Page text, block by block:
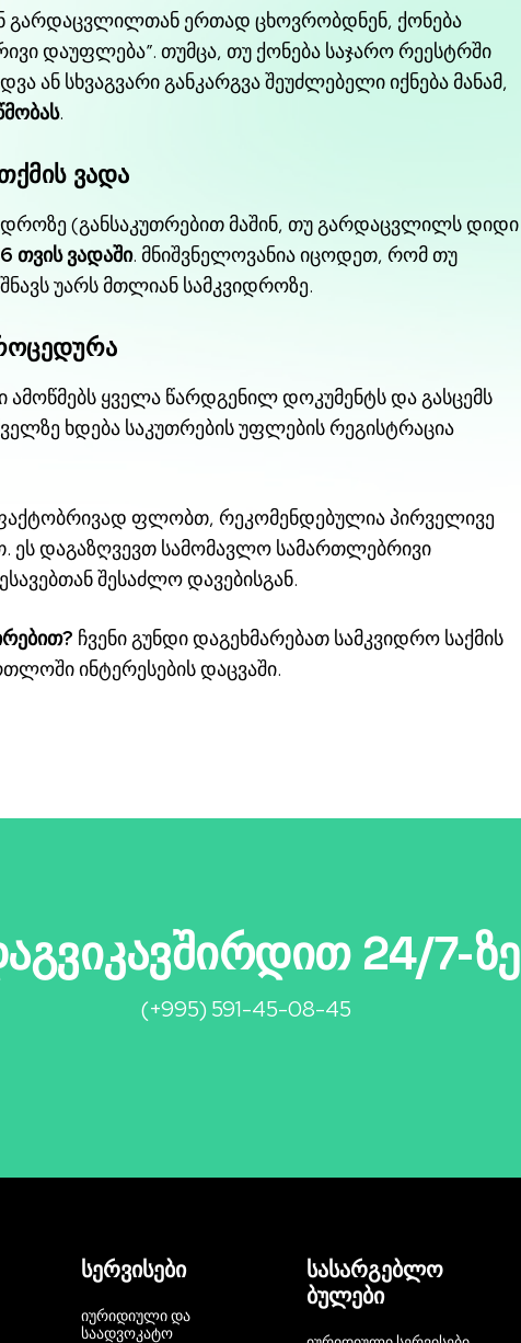
გარდაცვლილთან ერთად ცხოვრობდნენ, ქონება
დაუფლება”. თუმცა, თუ ქონება საჯარო რეესტრში
ან სხვაგვარი განკარგვა შეუძლებელი იქნება მანამ,
.
ვადა
(განსაკუთრებით მაშინ, თუ გარდაცვლილს დიდი
6 თვის ვადაში. მნიშვნელოვანია იცოდეთ, რომ თუ
უარს მთლიან სამკვიდროზე.
ამოწმებს ყველა წარდგენილ დოკუმენტს და გასცემს
ხდება საკუთრების უფლების რეგისტრაცია
ფაქტობრივად ფლობთ, რეკომენდებულია პირველივე
ეს დაგაზღვევთ სამომავლო სამართლებრივი
შესაძლო დავებისგან.
ჩვენი გუნდი დაგეხმარებათ სამკვიდრო საქმის
ინტერესების დაცვაში.
24/7-ზე
(+995) 591-45-08-45
სერვისები
ᲘᲣᲠᲘᲓᲘᲣᲚᲘ ᲓᲐ
ᲡᲐᲐᲓᲕᲝᲙᲐᲢᲝ
სასარგებლო
ბულები